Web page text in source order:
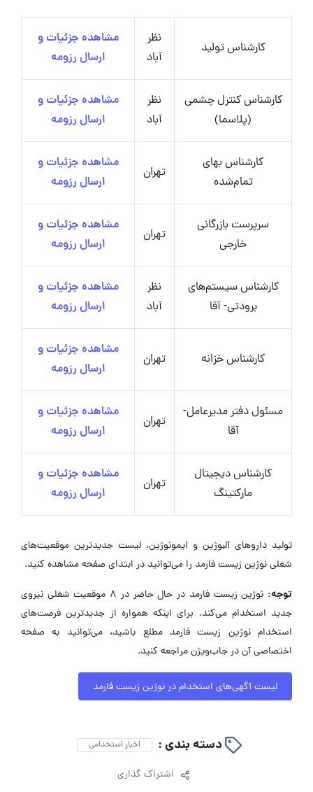
کارشناس تولید
نظر
آباد
مشاهده جزئیات و
ارسال رزومه
کارشناس کنترل چشمی
(پلاسما)
نظر
آباد
مشاهده جزئیات و
ارسال رزومه
کارشناس بهای
تمام‌شده
تهران
مشاهده جزئیات و
ارسال رزومه
سرپرست بازرگانی
خارجی
تهران
مشاهده جزئیات و
ارسال رزومه
کارشناس سیستم‌های
برودتی- آقا
نظر
آباد
مشاهده جزئیات و
ارسال رزومه
کارشناس خزانه تهران
مشاهده جزئیات و
ارسال رزومه
مسئول دفتر مدیرعامل-
آقا
تهران
مشاهده جزئیات و
ارسال رزومه
کارشناس دیجیتال
مارکتینگ
تهران
مشاهده جزئیات و
ارسال رزومه
تولید داروهای آلبوژین و ایمونوژین. لیست جدیدترین موقعیت‌های
شغلی نوژین زیست فارمد را می‌توانید در ابتدای صفحه مشاهده کنید.
توجه:
نوژین زیست فارمد در حال حاضر در ۸ موقعیت شغلی نیروی
جدید استخدام می‌کند. برای اینکه همواره از جدیدترین فرصت‌های
استخدام نوژین زیست فارمد مطلع باشید، می‌توانید به صفحه
اختصاصی آن در جاب‌ویژن مراجعه کنید.
لیست آگهی‌های استخدام در نوژین زیست فارمد
دسته بندی : اخبار استخدامی
اشتراک گذاری